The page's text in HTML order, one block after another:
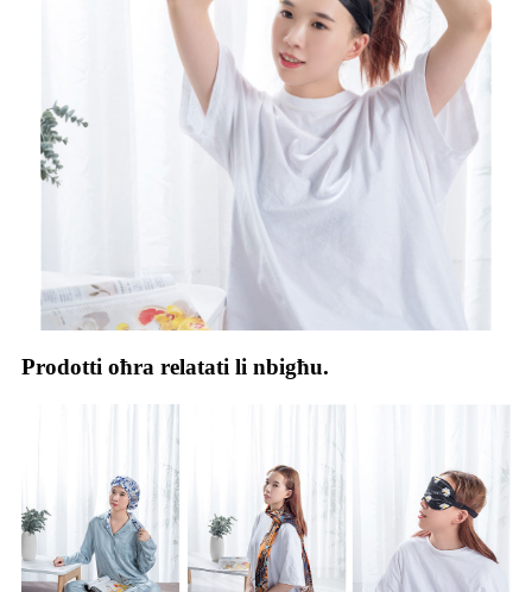
Prodotti oħra relatati li nbigħu.